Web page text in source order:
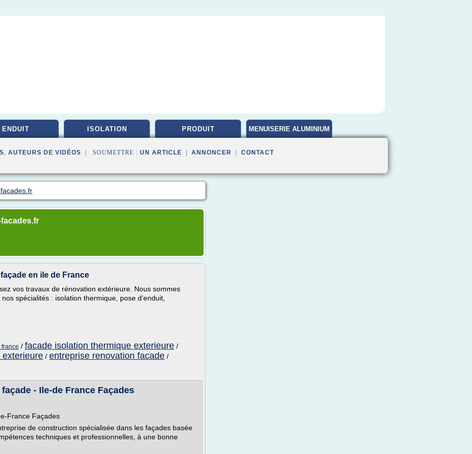
ENDUIT ISOLATION PRODUIT MENUISERIE ALUMINIUM
, AUTEURS DE VIDÉOS | SOUMETTRE : UN ARTICLE ANNONCER CONTACT
en ile de France
vos travaux de rénovation extérieure. Nous sommes
spécialités : isolation thermique, pose d'enduit,
/ facade isolation thermique exterieure /
exterieure / entreprise renovation facade /
- Ile-de France Façades
France Façades
de construction spécialisée dans les façades basée
techniques et professionnelles, à une bonne